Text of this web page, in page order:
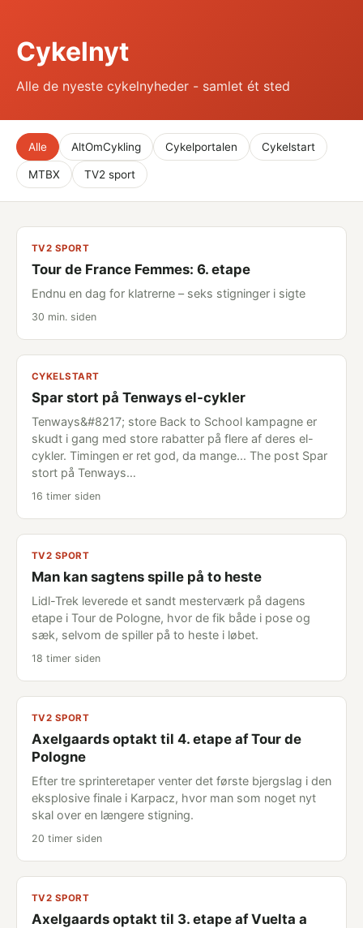
Cykelnyt
Alle de nyeste cykelnyheder - samlet ét sted
Alle AltOmCykling Cykelportalen Cykelstart
MTBX TV2 sport
TV2 SPORT
Tour de France Femmes: 6. etape
Endnu en dag for klatrerne – seks stigninger i sigte
30 min. siden
CYKELSTART
Spar stort på Tenways el-cykler
Tenways&#8217; store Back to School kampagne er
skudt i gang med store rabatter på flere af deres el-
cykler. Timingen er ret god, da mange... The post Spar
stort på Tenways…
16 timer siden
TV2 SPORT
Man kan sagtens spille på to heste
Lidl-Trek leverede et sandt mesterværk på dagens
etape i Tour de Pologne, hvor de fik både i pose og
sæk, selvom de spiller på to heste i løbet.
18 timer siden
TV2 SPORT
Axelgaards optakt til 4. etape af Tour de
Pologne
Efter tre sprinteretaper venter det første bjergslag i den
eksplosive finale i Karpacz, hvor man som noget nyt
skal over en længere stigning.
20 timer siden
TV2 SPORT
Axelgaards optakt til 3. etape af Vuelta a